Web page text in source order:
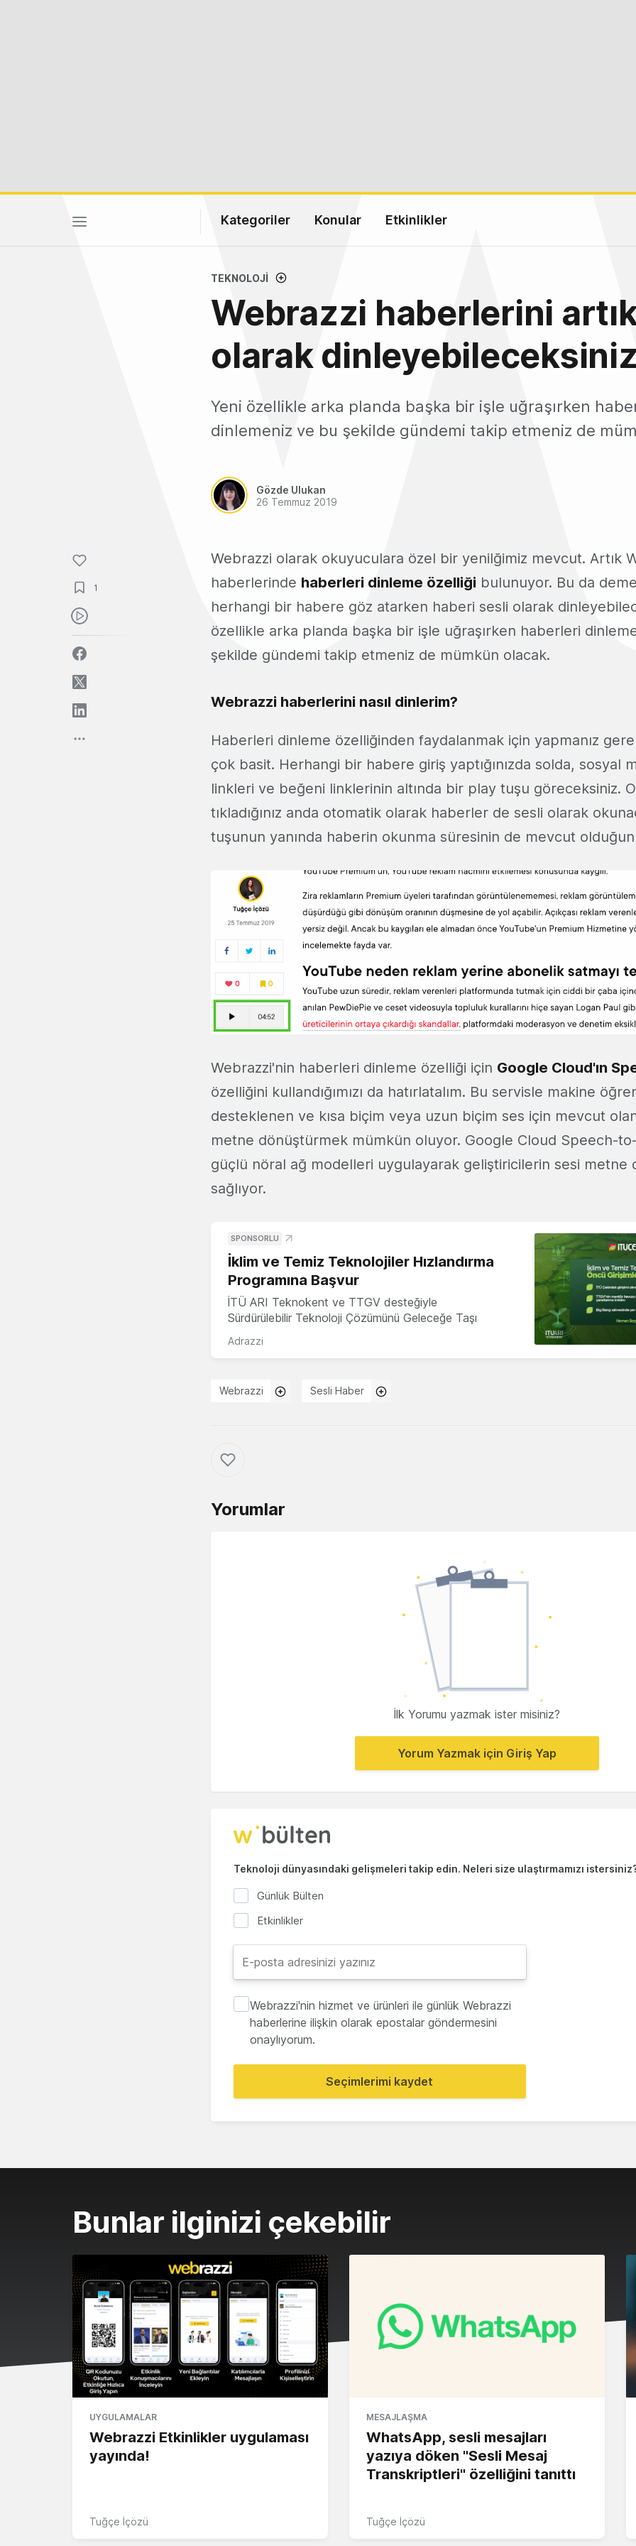
Kategoriler Konular Etkinlikler
TEKNOLOJI
Webrazzi haberlerini
olarak
Yeni özellikle arka planda başka bir işle uğraşırken
dinlemeniz ve bu şekilde gündemi takip etmeniz de
Gözde Ulukan
26 Temmuz 2019
1
Webrazzi olarak okuyuculara özel bir yenilğimiz mevcut. Artık
haberlerinde haberleri dinleme özelliği bulunuyor. Bu da
herhangi bir habere göz atarken haberi sesli olarak
özellikle arka planda başka bir işle uğraşırken haberleri
şekilde gündemi takip etmeniz de mümkün olacak.
Webrazzi haberlerini nasıl dinlerim?
Haberleri dinleme özelliğinden faydalanmak için yapmanız
çok basit. Herhangi bir habere giriş yaptığınızda solda, sosyal
linkleri ve beğeni linklerinin altında bir play tuşu göreceksiniz.
tıkladığınız anda otomatik olarak haberler de sesli olarak
tuşunun yanında haberin okunma süresinin de mevcut
Webrazzi'nin haberleri dinleme özelliği için Google Cloud'ın
özelliğini kullandığımızı da hatırlatalım. Bu servisle makine
desteklenen ve kısa biçim veya uzun biçim ses için mevcut
metne dönüştürmek mümkün oluyor. Google Cloud Speech-
güçlü nöral ağ modelleri uygulayarak geliştiricilerin sesi metne
sağlıyor.
SPONSORLU
İklim ve Temiz Teknolojiler Hızlandırma
Programına Başvur
İTÜ ARI Teknokent ve TTGV desteğiyle
Sürdürülebilir Teknoloji Çözümünü Geleceğe Taşı
Adrazzi
Webrazzi Sesli Haber
Yorumlar
İlk Yorumu yazmak ister misiniz?
Yorum Yazmak için Giriş Yap
Teknoloji dünyasındaki gelişmeleri takip edin. Neleri size ulaştırmamızı
Günlük Bülten
Etkinlikler
Webrazzi'nin hizmet ve ürünleri ile günlük Webrazzi
haberlerine ilişkin olarak epostalar göndermesini
onaylıyorum.
Seçimlerimi kaydet
Bunlar ilginizi çekebilir
UYGULAMALAR
Webrazzi Etkinlikler uygulaması
yayında!
Tuğçe İçözü
MESAJLAŞMA
WhatsApp, sesli mesajları
yazıya döken "Sesli Mesaj
Transkriptleri" özelliğini tanıttı
Tuğçe İçözü